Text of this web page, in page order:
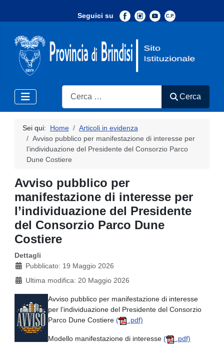
Seguici su
Search
Cerca
Sei qui: Home
Articoli in evidenza
Avviso pubblico per manifestazione di interesse per
l’individuazione del Presidente del Consorzio Parco
Dune Costiere
Avviso pubblico per
manifestazione di interesse per
l’individuazione del Presidente
del Consorzio Parco Dune
Costiere
Dettagli
Pubblicato: 19 Maggio 2026
Ultima modifica: 20 Maggio 2026
Avviso pubblico per manifestazione di interesse
per l’individuazione del Presidente del Consorzio
Parco Dune Costiere ( .pdf)
Modello manifestazione di interesse ( .pdf)